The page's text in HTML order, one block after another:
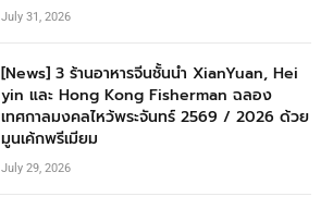
July 31, 2026
[News] 3 ร้านอาหารจีนชั้นนำ XianYuan, Hei
yin และ Hong Kong Fisherman ฉลอง
เทศกาลมงคลไหว้พระจันทร์ 2569 / 2026 ด้วย
มูนเค้กพรีเมียม
July 29, 2026